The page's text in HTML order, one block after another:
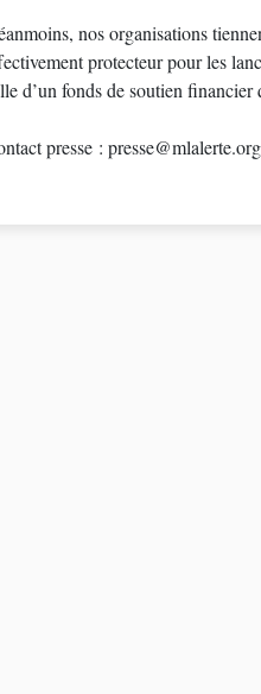
nos organisations
protecteur pour les
d’un fonds de soutien
presse :